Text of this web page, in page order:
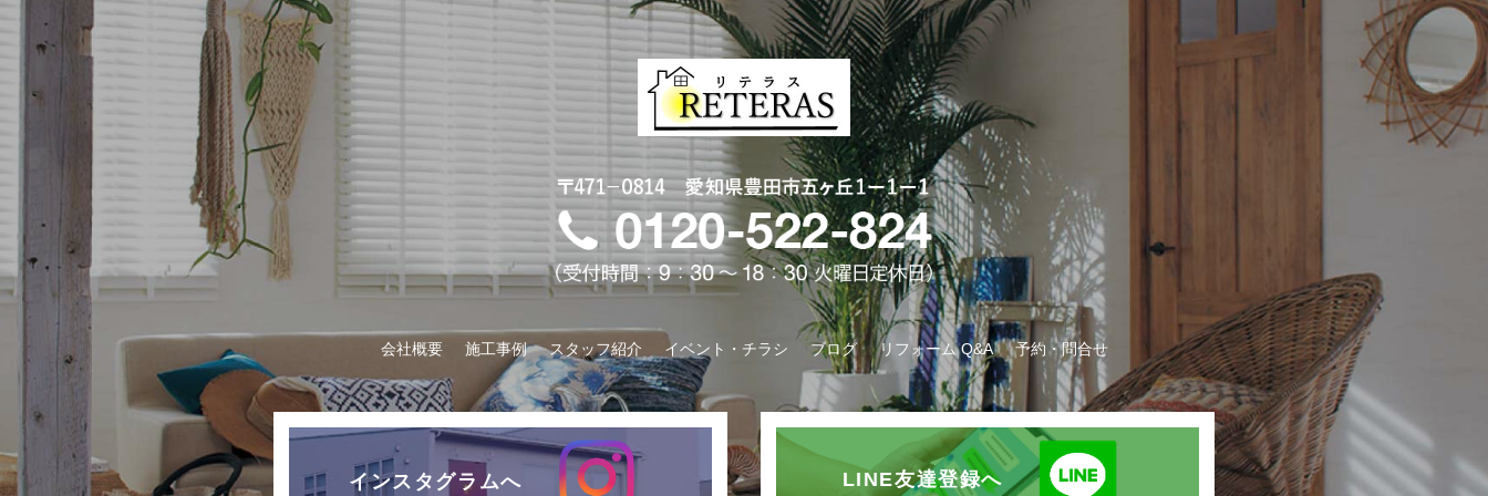
会社概要 施工事例 スタッフ紹介 イベント・チラシ ブログ リフォーム Q&A 予約・問合せ
インスタグラムへ LINE友達登録へ